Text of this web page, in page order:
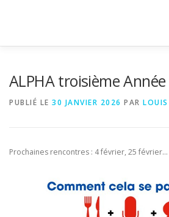
ALPHA troisième
PUBLIÉ LE 30 JANVIER 2026 PAR
Prochaines rencontres : 4 février, 25 février…